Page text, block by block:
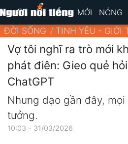
MỚI NÓNG
ĐỜI SỐNG TINH YÊU - GIỚI
Vợ tôi nghĩ ra trò mới
phát điên: Gieo quẻ
ChatGPT
Nhưng dạo gần đây,
tưởng.
10:03 - 31/03/2026